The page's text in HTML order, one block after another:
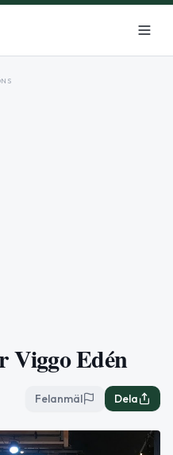
Viggo Edén
Felanmäl Dela